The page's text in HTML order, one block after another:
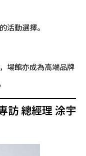
活動選擇。
場館亦成為高端品牌
訪 總經理 涂宇